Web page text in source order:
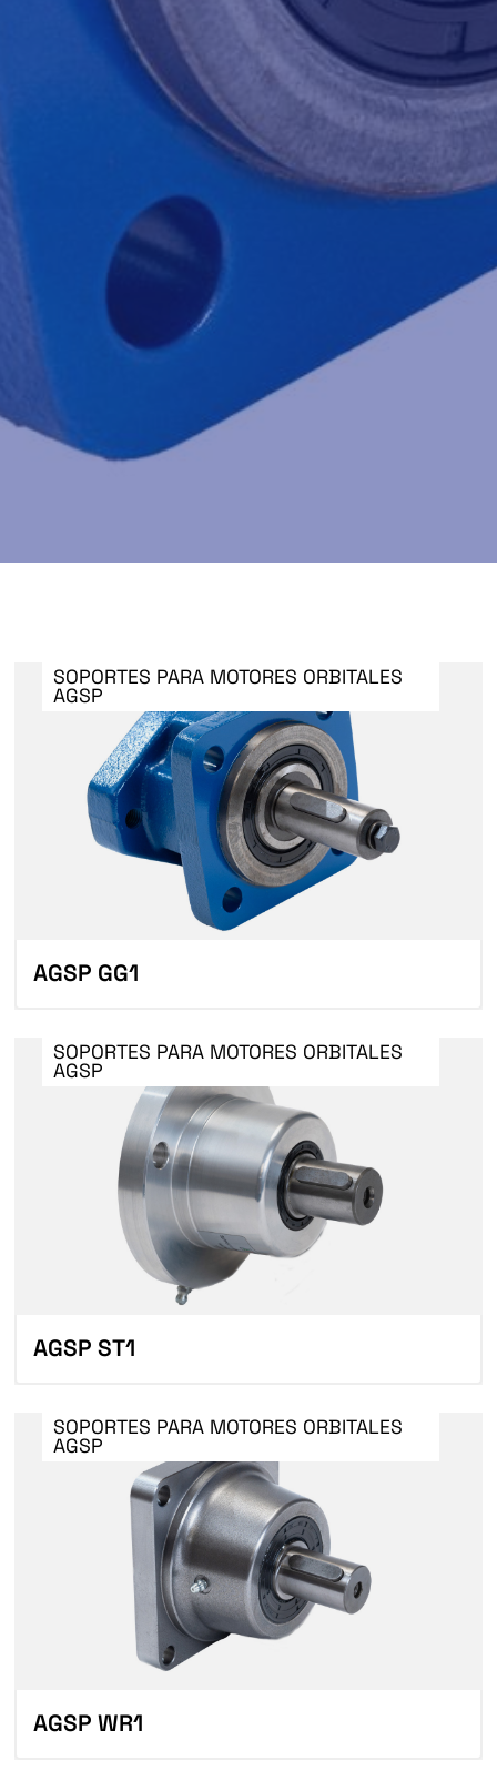
SOPORTES PARA MOTORES ORBITALES
AGSP
AGSP GG1
SOPORTES PARA MOTORES ORBITALES
AGSP
AGSP ST1
SOPORTES PARA MOTORES ORBITALES
AGSP
AGSP WR1